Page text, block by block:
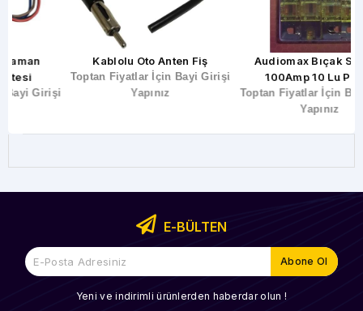
Kablolu Oto Anten Fiş
Toptan Fiyatlar İçin Bayi Girişi
Audiomax Bıçak Sigorta
100Amp 10 Lu Paket
Toptan Fiyatlar İçin Bayi Girişi
E-BÜLTEN
Yeni ve indirimli ürünlerden haberdar olun !